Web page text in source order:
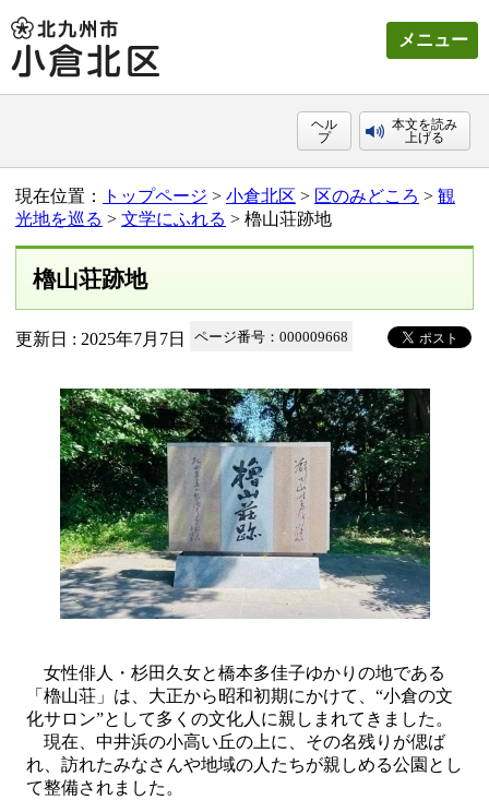
メニュー
ヘル
プ
本文を読み
上げる
現在位置： トップページ > 小倉北区 > 区のみどころ > 観
光地を巡る > 文学にふれる > 櫓山荘跡地
櫓山荘跡地
更新日 : 2025年7月7日 ページ番号：000009668
女性俳人・杉田久女と橋本多佳子ゆかりの地である
「櫓山荘」は、大正から昭和初期にかけて、“小倉の文
化サロン”として多くの文化人に親しまれてきました。
現在、中井浜の小高い丘の上に、その名残りが偲ば
れ、訪れたみなさんや地域の人たちが親しめる公園とし
て整備されました。